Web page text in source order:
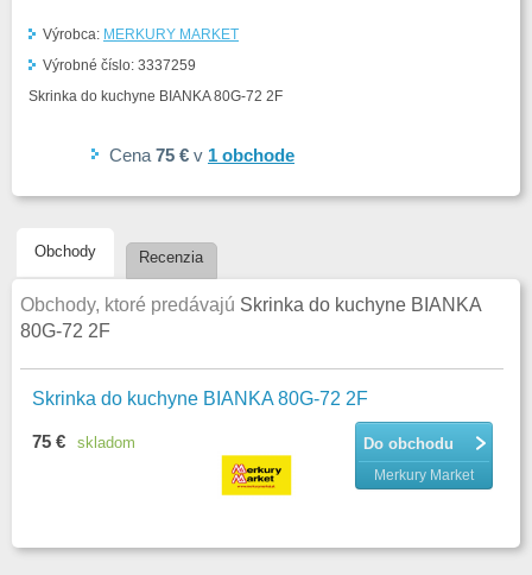
Výrobca: MERKURY MARKET
Výrobné číslo: 3337259
Skrinka do kuchyne BIANKA 80G-72 2F
Cena 75 € v 1 obchode
Obchody Recenzia
Obchody, ktoré predávajú Skrinka do kuchyne BIANKA
80G-72 2F
Skrinka do kuchyne BIANKA 80G-72 2F
Do obchodu
Merkury Market
75 € skladom